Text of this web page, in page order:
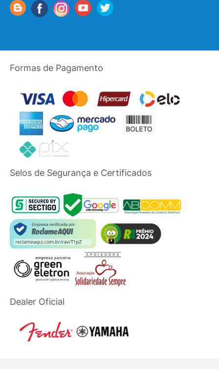
Formas de Pagamento
Selos de Segurança e Certificados
Dealer Oficial